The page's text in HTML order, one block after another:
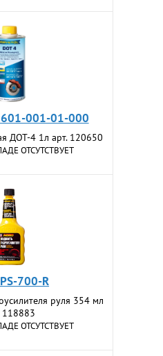
001-01-000
ДОТ-4 1л арт. 120650
ОТСУТСТВУЕТ
700-R
руля 354 мл
118883
ОТСУТСТВУЕТ